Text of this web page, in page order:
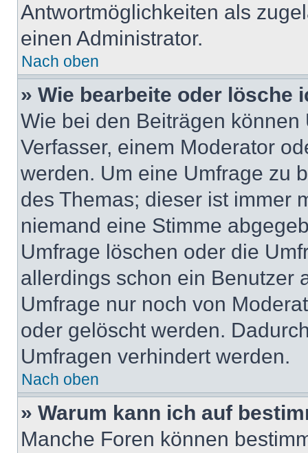
Antwortmöglichkeiten als
einen Administrator.
Nach oben
» Wie bearbeite oder lösche
Wie bei den Beiträgen
Verfasser, einem Moderator
werden. Um eine Umfrage zu
des Themas; dieser ist immer
niemand eine Stimme
Umfrage löschen oder die
allerdings schon ein Benutzer
Umfrage nur noch von
oder gelöscht werden.
Umfragen verhindert werden.
Nach oben
» Warum kann ich auf
Manche Foren können